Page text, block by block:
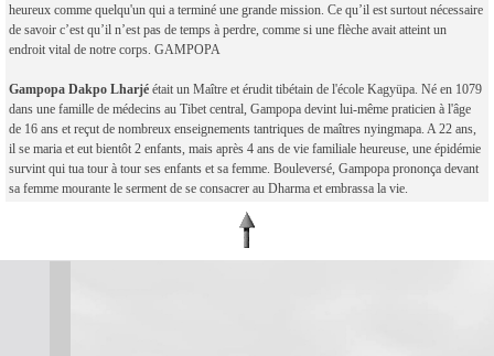
heureux comme quelqu'un qui a terminé une grande mission. Ce qu’il est surtout nécessaire
de savoir c’est qu’il n’est pas de temps à perdre, comme si une flèche avait atteint un
endroit vital de notre corps. GAMPOPA
Gampopa Dakpo Lharjé était un Maître et érudit tibétain de l'école Kagyüpa. Né en 1079
dans une famille de médecins au Tibet central, Gampopa devint lui-même praticien à l'âge
de 16 ans et reçut de nombreux enseignements tantriques de maîtres nyingmapa. A 22 ans,
il se maria et eut bientôt 2 enfants, mais après 4 ans de vie familiale heureuse, une épidémie
survint qui tua tour à tour ses enfants et sa femme. Bouleversé, Gampopa prononça devant
sa femme mourante le serment de se consacrer au Dharma et embrassa la vie.